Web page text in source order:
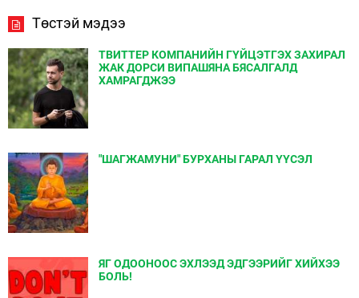
Төстэй мэдээ
ТВИТТЕР КОМПАНИЙН ГҮЙЦЭТГЭХ ЗАХИРАЛ
ЖАК ДОРСИ ВИПАШЯНА БЯСАЛГАЛД
ХАМРАГДЖЭЭ
"ШАГЖАМУНИ" БУРХАНЫ ГАРАЛ ҮҮСЭЛ
ЯГ ОДООНООС ЭХЛЭЭД ЭДГЭЭРИЙГ ХИЙХЭЭ
БОЛЬ!